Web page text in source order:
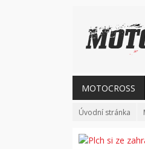
MOTOCROSS
Úvodní stránka